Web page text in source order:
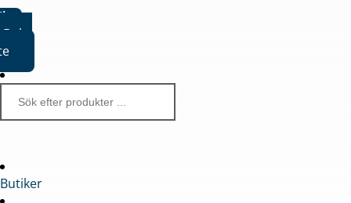
Boka
Butiker